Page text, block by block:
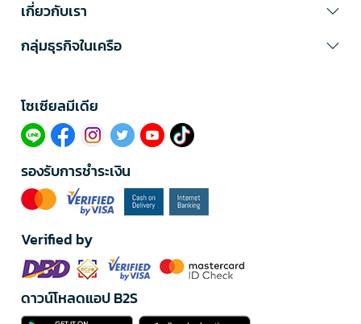
เกี่ยวกับเรา
กลุ่มธุรกิจในเครือ
โซเซียลมีเดีย​
รองรับการชำระเงิน
Verified by
ดาวน์โหลดแอป B2S